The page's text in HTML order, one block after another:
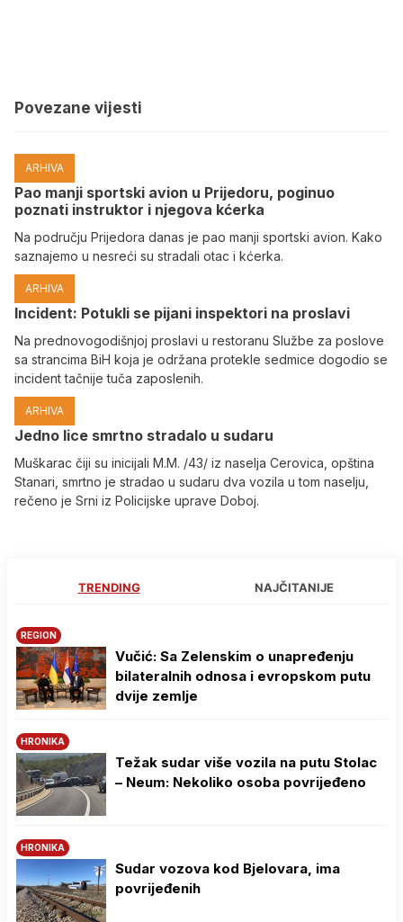
Povezane vijesti
ARHIVA
Pao manji sportski avion u Prijedoru, poginuo
poznati instruktor i njegova kćerka
Na području Prijedora danas je pao manji sportski avion. Kako
saznajemo u nesreći su stradali otac i kćerka.
ARHIVA
Incident: Potukli se pijani inspektori na proslavi
Na prednovogodišnjoj proslavi u restoranu Službe za poslove
sa strancima BiH koja je održana protekle sedmice dogodio se
incident tačnije tuča zaposlenih.
ARHIVA
Јedno lice smrtno stradalo u sudaru
Muškarac čiji su inicijali M.M. /43/ iz naselja Cerovica, opština
Stanari, smrtno je stradao u sudaru dva vozila u tom naselju,
rečeno je Srni iz Policijske uprave Doboj.
TRENDING NAJČITANIJE
REGION
Vučić: Sa Zelenskim o unapređenju
bilateralnih odnosa i evropskom putu
dvije zemlje
HRONIKA
Težak sudar više vozila na putu Stolac
– Neum: Nekoliko osoba povrijeđeno
HRONIKA
Sudar vozova kod Bjelovara, ima
povrijeđenih